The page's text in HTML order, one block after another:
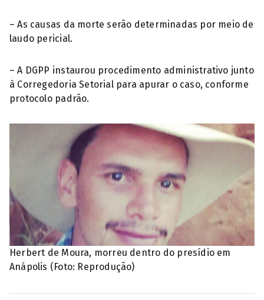
– As causas da morte serão determinadas por meio de
laudo pericial.
– A DGPP instaurou procedimento administrativo junto
à Corregedoria Setorial para apurar o caso, conforme
protocolo padrão.
Herbert de Moura, morreu dentro do presídio em
Anápolis (Foto: Reprodução)